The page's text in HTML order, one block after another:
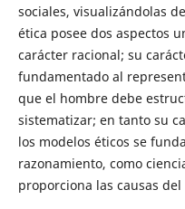
sociales, visualizándolas
ética posee dos aspectos
carácter racional; su
fundamentado al
que el hombre debe
sistematizar; en tanto su
los modelos éticos se
razonamiento, como
proporciona las causas